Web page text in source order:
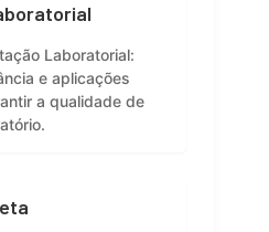
Laboratorial:
e aplicações
a qualidade de